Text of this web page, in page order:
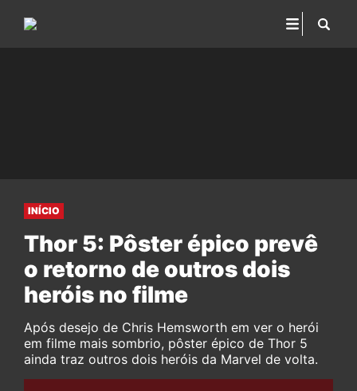
INÍCIO
Thor 5: Pôster épico prevê
o retorno de outros dois
heróis no filme
Após desejo de Chris Hemsworth em ver o herói
em filme mais sombrio, pôster épico de Thor 5
ainda traz outros dois heróis da Marvel de volta.